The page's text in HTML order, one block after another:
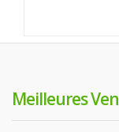
Meilleures